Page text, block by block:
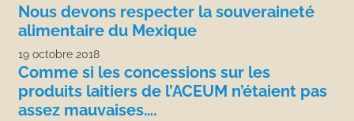
Nous devons respecter la souveraineté
alimentaire du Mexique
19 octobre 2018
Comme si les concessions sur les
produits laitiers de l’ACEUM n’étaient pas
assez mauvaises….